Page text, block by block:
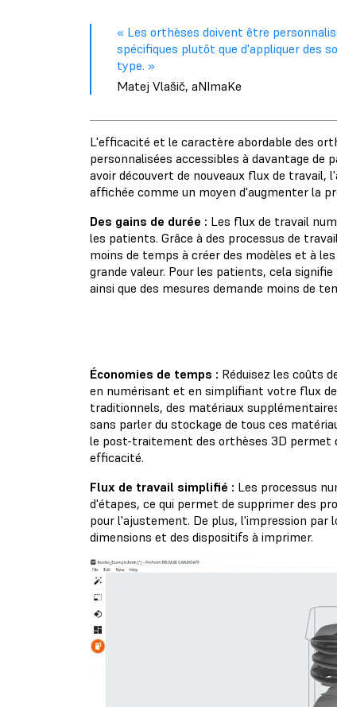
« Les orthèses doivent être
spécifiques plutôt que d'appliquer des
type. »
Matej Vlašič, aNImaKe
L'efficacité et le caractère abordable des
personnalisées accessibles à davantage de
avoir découvert de nouveaux flux de
affichée comme un moyen d'augmenter la
Des gains de durée : Les flux de travail
les patients. Grâce à des processus de
moins de temps à créer des modèles et à
grande valeur. Pour les patients, cela
ainsi que des mesures demande moins de
Économies de temps : Réduisez les coûts
en numérisant et en simplifiant votre flux
traditionnels, des matériaux
sans parler du stockage de tous ces
le post-traitement des orthèses 3D permet
efficacité.
Flux de travail simplifié : Les processus
d'étapes, ce qui permet de supprimer des
pour l'ajustement. De plus, l'impression
dimensions et des dispositifs à imprimer.